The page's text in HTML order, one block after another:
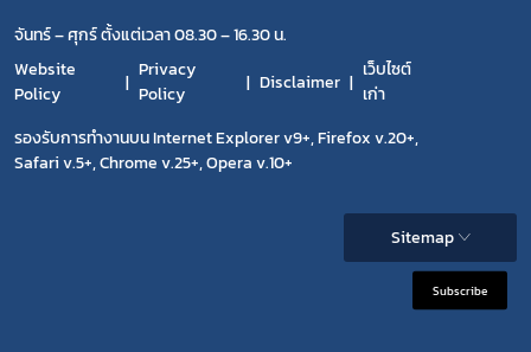
จันทร์ – ศุกร์ ตั้งแต่เวลา 08.30 – 16.30 น.
Website
Policy
Privacy
Policy
Disclaimer
เว็บไซต์
เก่า
รองรับการทำงานบน Internet Explorer v9+, Firefox v.20+,
Safari v.5+, Chrome v.25+, Opera v.10+
Sitemap
Subscribe